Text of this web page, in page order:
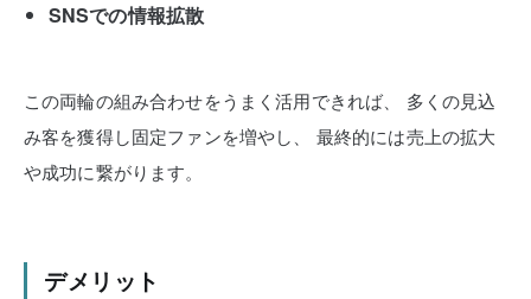
SNSでの情報拡散
この両輪の組み合わせをうまく活用できれば、
多くの見込
み客を獲得し固定ファンを増やし、
最終的には売上の拡大
や成功に繋がります。
デメリット